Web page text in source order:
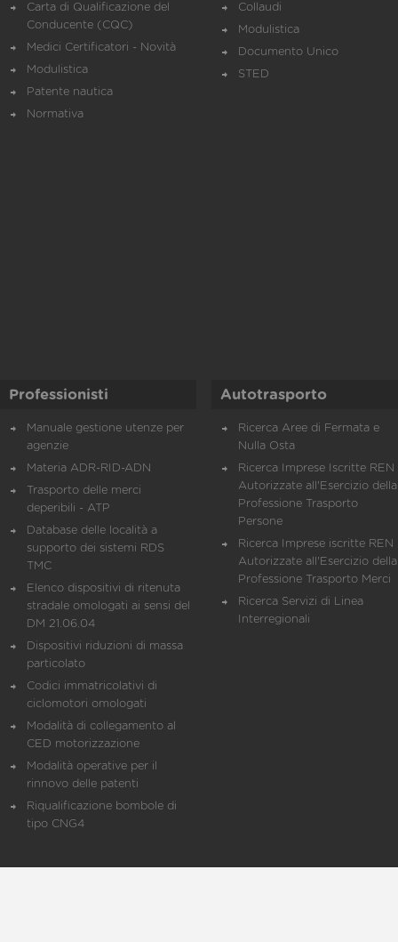
Carta di Qualificazione del
Conducente (CQC)
Medici Certificatori - Novità
Modulistica
Patente nautica
Normativa
Collaudi
Modulistica
Documento Unico
STED
Professionisti
Manuale gestione utenze per
agenzie
Materia ADR-RID-ADN
Trasporto delle merci
deperibili - ATP
Database delle località a
supporto dei sistemi RDS
TMC
Elenco dispositivi di ritenuta
stradale omologati ai sensi del
DM 21.06.04
Dispositivi riduzioni di massa
particolato
Codici immatricolativi di
ciclomotori omologati
Modalità di collegamento al
CED motorizzazione
Modalità operative per il
rinnovo delle patenti
Riqualificazione bombole di
tipo CNG4
Autotrasporto
Ricerca Aree di Fermata e
Nulla Osta
Ricerca Imprese Iscritte REN
Autorizzate all'Esercizio della
Professione Trasporto
Persone
Ricerca Imprese iscritte REN
Autorizzate all'Esercizio della
Professione Trasporto Merci
Ricerca Servizi di Linea
Interregionali